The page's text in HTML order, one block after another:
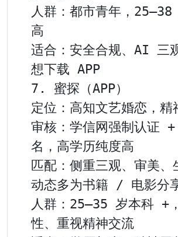
人群：都市青年，
高
适合：安全合规、AI 三
想下载 APP
7. 蜜探（APP）
定位：高知文艺婚恋，精
审核：学信网强制认证
名，高学历纯度高
匹配：侧重三观、审美、
动态多为书籍 / 电影分
人群：25–35 岁本科 +
性、重视精神交流